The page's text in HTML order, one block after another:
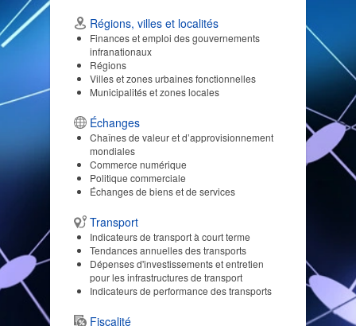
Régions, villes et localités
Finances et emploi des gouvernements
infranationaux
Régions
Villes et zones urbaines fonctionnelles
Municipalités et zones locales
Échanges
Chaînes de valeur et d’approvisionnement
mondiales
Commerce numérique
Politique commerciale
Échanges de biens et de services
Transport
Indicateurs de transport à court terme
Tendances annuelles des transports
Dépenses d'investissements et entretien
pour les infrastructures de transport
Indicateurs de performance des transports
Fiscalité